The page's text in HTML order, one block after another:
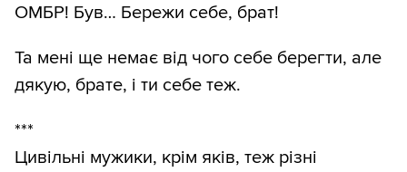
ОМБР! Був… Бережи себе, брат!
Та мені ще немає від чого себе берегти, але
дякую, брате, і ти себе теж.
***
Цивільні мужики, крім яків, теж різні